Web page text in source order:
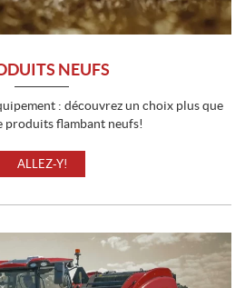
NEUFS
: découvrez un choix plus que
produits flambant neufs!
ALLEZ-Y!